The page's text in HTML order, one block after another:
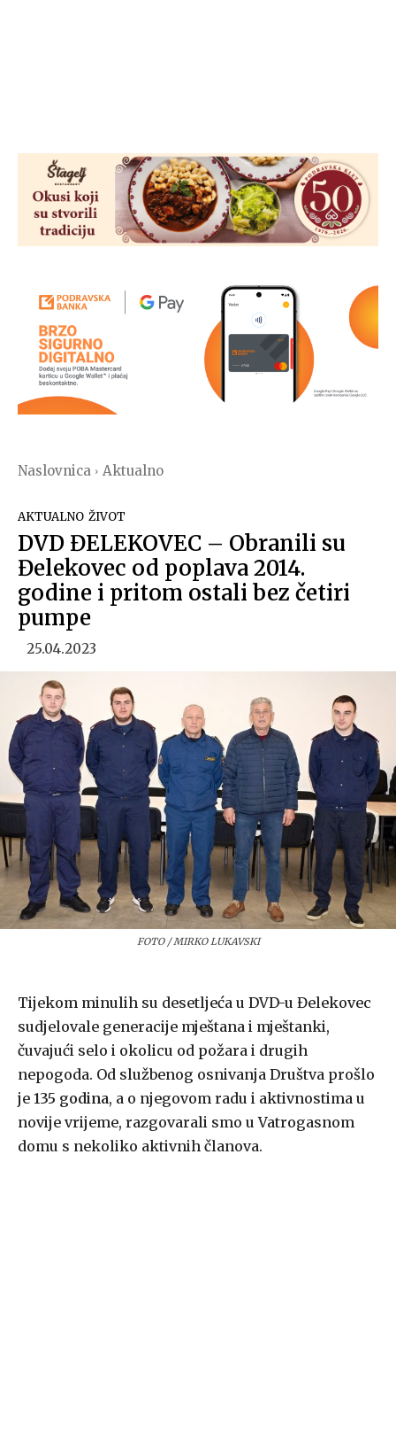
Naslovnica Aktualno
AKTUALNO ŽIVOT
DVD ĐELEKOVEC – Obranili su
Đelekovec od poplava 2014.
godine i pritom ostali bez četiri
pumpe
25.04.2023
FOTO / MIRKO LUKAVSKI
Tijekom minulih su desetljeća u DVD-u Đelekovec
sudjelovale generacije mještana i mještanki,
čuvajući selo i okolicu od požara i drugih
nepogoda. Od službenog osnivanja Društva prošlo
je 135 godina, a o njegovom radu i aktivnostima u
novije vrijeme, razgovarali smo u Vatrogasnom
domu s nekoliko aktivnih članova.